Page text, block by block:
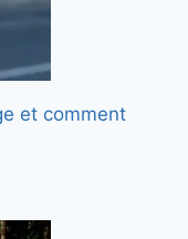
et comment